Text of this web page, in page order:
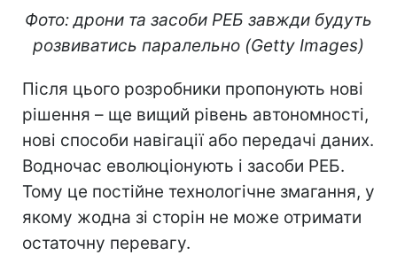
Фото: дрони та засоби РЕБ завжди будуть
розвиватись паралельно (Getty Images)
Після цього розробники пропонують нові
рішення – ще вищий рівень автономності,
нові способи навігації або передачі даних.
Водночас еволюціонують і засоби РЕБ.
Тому це постійне технологічне змагання, у
якому жодна зі сторін не може отримати
остаточну перевагу.